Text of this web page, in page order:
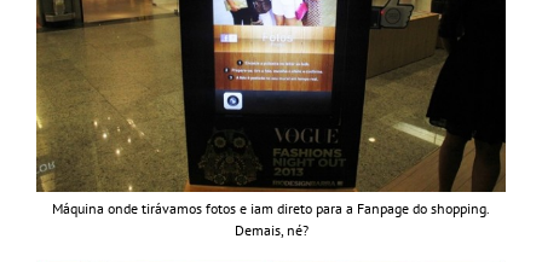
Máquina onde tirávamos fotos e iam direto para a Fanpage do shopping.
Demais, né?